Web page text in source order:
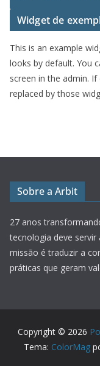
Widget de
This is an example
looks by default. You
screen in the admin.
replaced by those
Sobre a Arbit
27 anos
tecnologia deve
missão é traduzir a
práticas que geram
Copyright © 2026
Tema: ColorMag